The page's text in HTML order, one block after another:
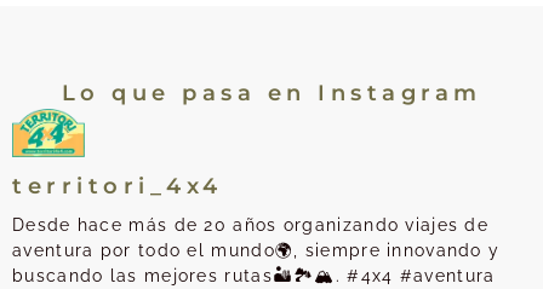
Lo que pasa en Instagram
territori_4x4
Desde hace más de 20 años organizando viajes de
aventura por todo el mundo🌍, siempre innovando y
buscando las mejores rutas🏜️🏞️🏔️. #4x4 #aventura